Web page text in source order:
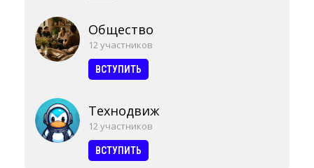
Общество
12 участников
ВСТУПИТЬ
Технодвиж
12 участников
ВСТУПИТЬ